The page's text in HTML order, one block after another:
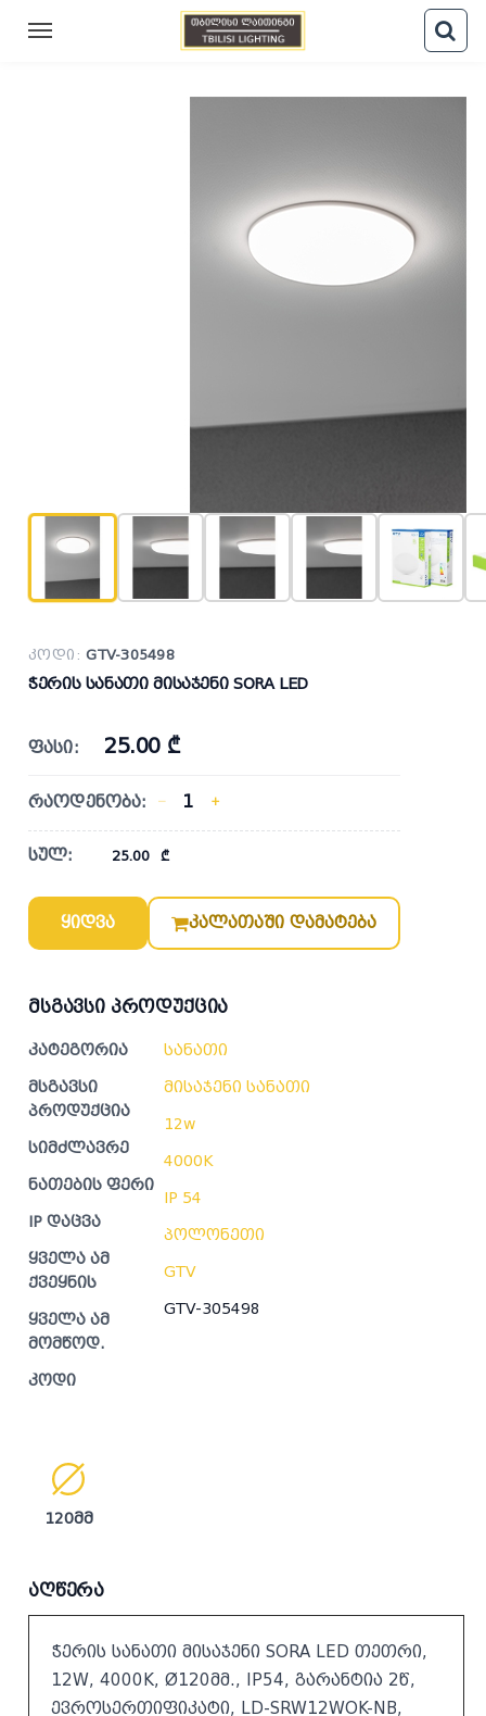
კოდი:GTV-305498
ჭერის სანათი მისაჯენი SORA LED
ფასი: 25.00 ₾
რაოდენობა: − +
სულ: 25.00 ₾
ყიდვა კალათაში დამატება
მსგავსი პროდუქცია
კატეგორია
მსგავსი
პროდუქცია
სიმძლავრე
ნათების ფერი
IP დაცვა
ყველა ამ
ქვეყნის
ყველა ამ
მომწოდ.
კოდი
სანათი
მისაჯენი სანათი
12w
4000K
IP 54
პოლონეთი
GTV
GTV-305498
120მმ
აღწერა
ჭერის სანათი მისაჯენი SORA LED თეთრი,
12W, 4000K, Ø120მმ., IP54, გარანტია 2წ,
ევროსერთიფიკატი, LD-SRW12WOK-NB,